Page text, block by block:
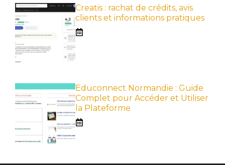
Creatis : rachat de crédits, avis
clients et informations pratiques
Educonnect Normandie : Guide
Complet pour Accéder et Utiliser
la Plateforme